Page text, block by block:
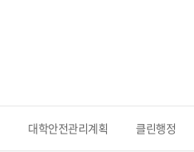
대학안전관리계획 클린행정